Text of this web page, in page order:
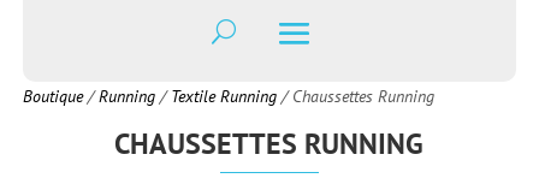
Boutique/Running/Textile Running/ Chaussettes Running
CHAUSSETTES RUNNING